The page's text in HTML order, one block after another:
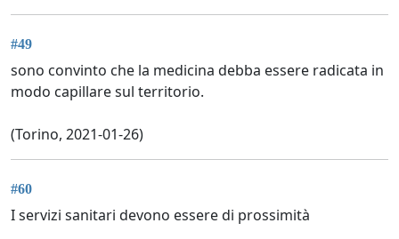
#49
sono convinto che la medicina debba essere radicata in
modo capillare sul territorio.
(Torino, 2021-01-26)
#60
I servizi sanitari devono essere di prossimità